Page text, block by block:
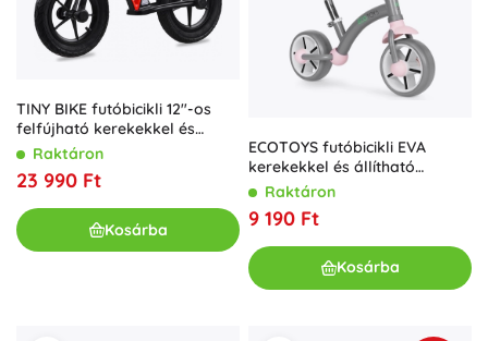
TINY BIKE futóbicikli 12"-os
felfújható kerekekkel és
magnézium vázzal – Piros
Raktáron
23 990 Ft
Kosárba
ECOTOYS futóbicikli EVA
kerekekkel és állítható
nyereggel, szürke
Raktáron
9 190 Ft
Kosárba